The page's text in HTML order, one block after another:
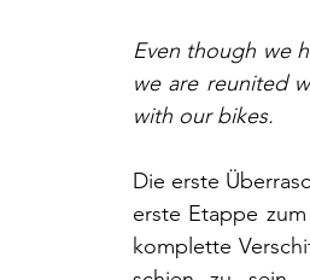
Even though we
we are reunited
with our bikes.
Die erste
erste Etappe
komplette